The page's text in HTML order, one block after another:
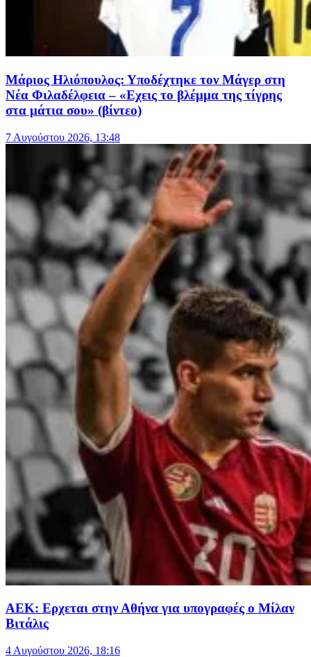
Μάριος Ηλιόπουλος: Υποδέχτηκε τον Μάγερ στη
Νέα Φιλαδέλφεια – «Εχεις το βλέμμα της τίγρης
στα μάτια σου» (βίντεο)
7 Αυγούστου 2026, 13:48
ΑΕΚ: Ερχεται στην Αθήνα για υπογραφές ο Μίλαν
Βιτάλις
4 Αυγούστου 2026, 18:16